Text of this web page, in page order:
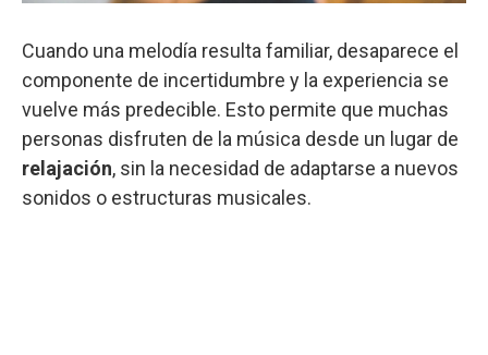
Cuando una melodía resulta familiar, desaparece el
componente de incertidumbre y la experiencia se
vuelve más predecible. Esto permite que muchas
personas disfruten de la música desde un lugar de
relajación, sin la necesidad de adaptarse a nuevos
sonidos o estructuras musicales.